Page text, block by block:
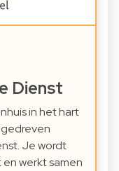
Dienst
in het hart
Je wordt
werkt samen